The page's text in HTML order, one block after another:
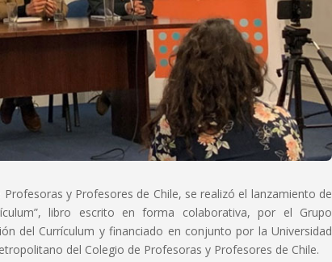
y Profesores de Chile, se realizó el lanzamiento de
libro escrito en forma colaborativa, por el Grupo
del Currículum y financiado en conjunto por la Universidad
del Colegio de Profesoras y Profesores de Chile.